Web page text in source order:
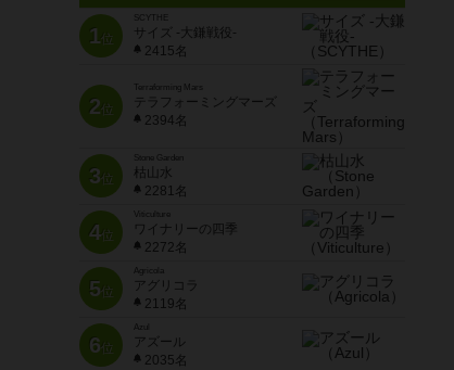
1位
SCYTHE
サイズ -大鎌戦役-
2415名
2位
Terraforming Mars
テラフォーミングマーズ
2394名
3位
Stone Garden
枯山水
2281名
4位
Viticulture
ワイナリーの四季
2272名
5位
Agricola
アグリコラ
2119名
6位
Azul
アズール
2035名